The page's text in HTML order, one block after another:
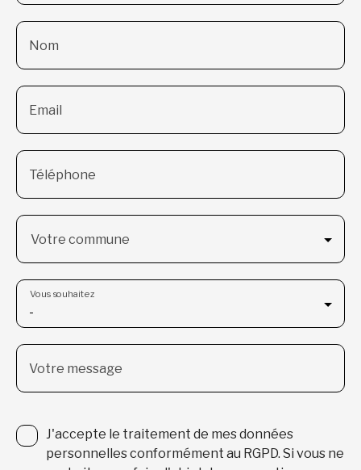
Nom
Email
Téléphone
Votre commune
-
Vous souhaitez
Votre message
J'accepte le traitement de mes données
personnelles conformément au RGPD. Si vous ne